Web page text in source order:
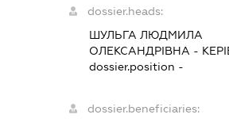
dossier.heads:
ШУЛЬГА ЛЮДМИЛА
ОЛЕКСАНДРІВНА -
dossier.position -
dossier.beneficiaries: